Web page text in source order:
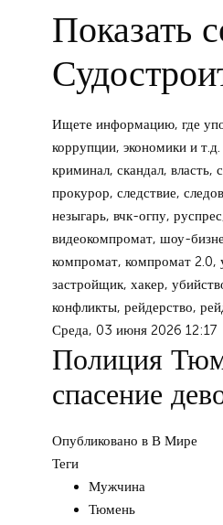
Показать
Ищете информацию, где
коррупции, экономики и
криминал, скандал,
прокурор, следствие,
незыгарь, вчк-огпу,
видеокомпромат, шоу-
компромат, компромат 2.0,
застройщик, хакер,
конфликты, рейдерство,
Среда, 03 июня 2026 12:17
Полиция
спасение
Опубликовано в В Мире
Теги
Мужчина
Тюмень